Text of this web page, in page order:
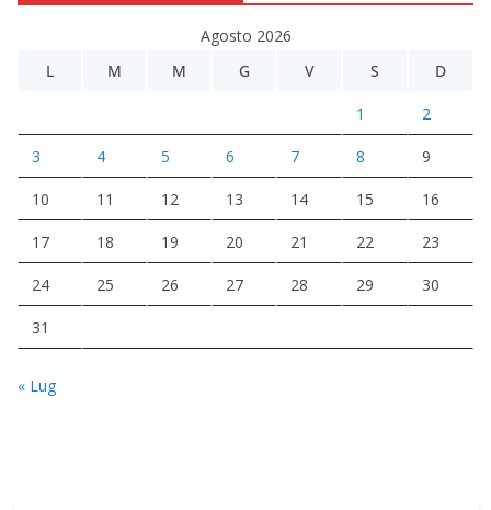
Agosto 2026
L
M M G V S D
1 2
3 4 5 6 7 8 9
10 11 12 13 14 15 16
17 18 19 20 21 22 23
24 25 26 27 28 29 30
31
« Lug